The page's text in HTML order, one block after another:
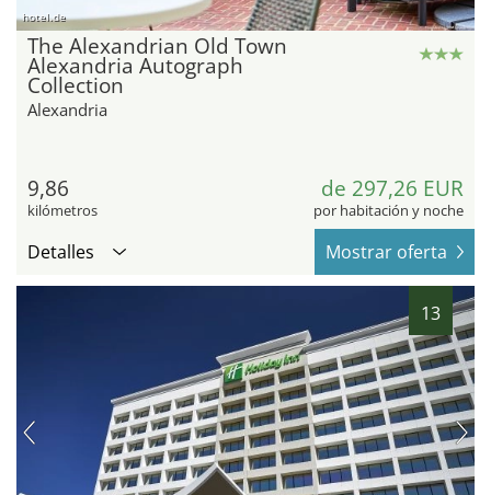
hotel.de
The Alexandrian Old Town
Alexandria Autograph
Collection
Alexandria
9,86
kilómetros
de 297,26 EUR
por habitación y noche
Detalles Mostrar oferta
13